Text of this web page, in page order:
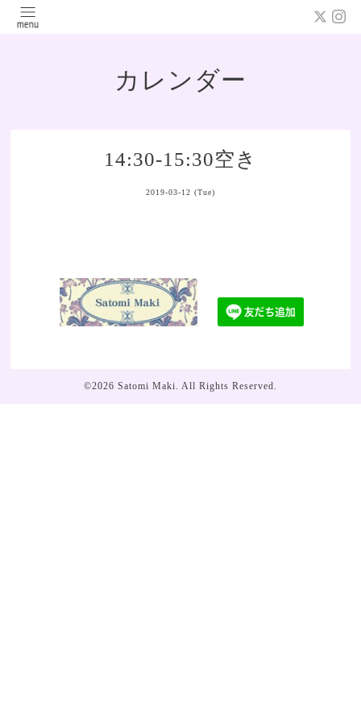
カレンダー
14:30-15:30空き
2019-03-12 (Tue)
©2026 Satomi Maki. All Rights Reserved.